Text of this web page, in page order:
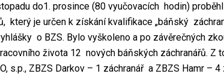
do1. prosince (80 vyučovacích hodin)
který je určen k získání kvalifikace „báňský
o BZS. Bylo vyškoleno a po závěrečných
života 12 nových báňských záchranářů. Z
s.p., ZBZS Darkov – 1 záchranář a ZBZS Hamr – 4